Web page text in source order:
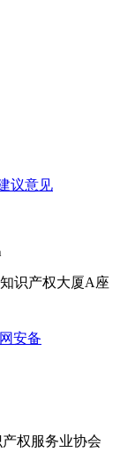
议意见
识产权大厦A座
安备
产权服务业协会